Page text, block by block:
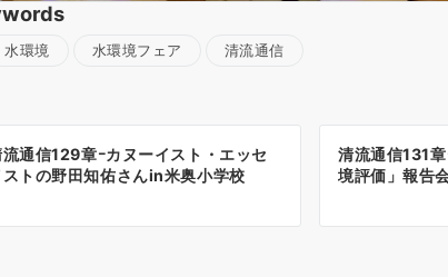
水環境 水環境フェア 清流通信
通信129章ｰカヌーイスト・エッセ
ストの野田知佑さんin米奥小学校
清流通信131
境評価」報告